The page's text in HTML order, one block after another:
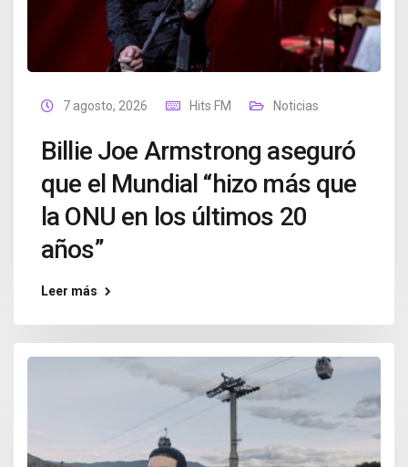
7 agosto, 2026 Hits FM Noticias
Billie Joe Armstrong aseguró
que el Mundial “hizo más que
la ONU en los últimos 20
años”
Leer más